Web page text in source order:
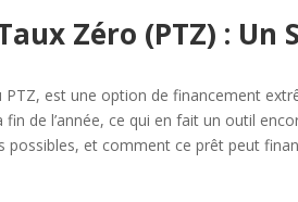
Zéro (PTZ) :
est une option de financement
fin de l’année, ce qui en fait un outil
possibles, et comment ce prêt peut